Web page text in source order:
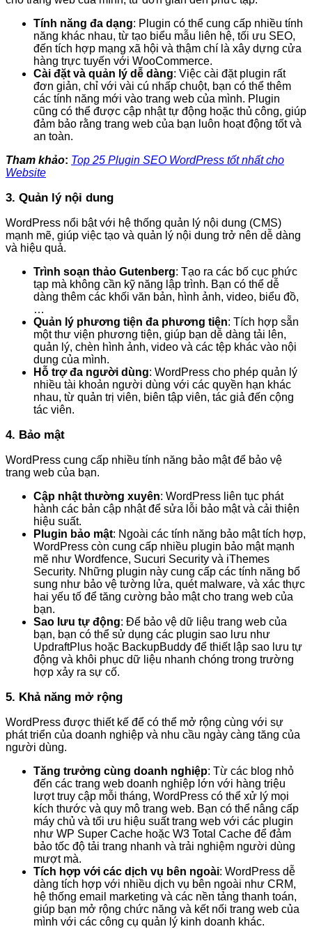
Tính năng đa dạng: Plugin có thể cung cấp nhiều tính
năng khác nhau, từ tạo biểu mẫu liên hệ, tối ưu SEO,
đến tích hợp mạng xã hội và thậm chí là xây dựng cửa
hàng trực tuyến với WooCommerce.
Cài đặt và quản lý dễ dàng: Việc cài đặt plugin rất
đơn giản, chỉ với vài cú nhấp chuột, bạn có thể thêm
các tính năng mới vào trang web của mình. Plugin
cũng có thể được cập nhật tự động hoặc thủ công, giúp
đảm bảo rằng trang web của bạn luôn hoạt động tốt và
an toàn.
Tham khảo: Top 25 Plugin SEO WordPress tốt nhất cho
Website
3. Quản lý nội dung
WordPress nổi bật với hệ thống quản lý nội dung (CMS)
mạnh mẽ, giúp việc tạo và quản lý nội dung trở nên dễ dàng
và hiệu quả.
Trình soạn thảo Gutenberg: Tạo ra các bố cục phức
tạp mà không cần kỹ năng lập trình. Bạn có thể dễ
dàng thêm các khối văn bản, hình ảnh, video, biểu đồ,
…
Quản lý phương tiện đa phương tiện: Tích hợp sẵn
một thư viện phương tiện, giúp bạn dễ dàng tải lên,
quản lý, chèn hình ảnh, video và các tệp khác vào nội
dung của mình.
Hỗ trợ đa người dùng: WordPress cho phép quản lý
nhiều tài khoản người dùng với các quyền hạn khác
nhau, từ quản trị viên, biên tập viên, tác giả đến cộng
tác viên.
4. Bảo mật
WordPress cung cấp nhiều tính năng bảo mật để bảo vệ
trang web của bạn.
Cập nhật thường xuyên: WordPress liên tục phát
hành các bản cập nhật để sửa lỗi bảo mật và cải thiện
hiệu suất.
Plugin bảo mật: Ngoài các tính năng bảo mật tích hợp,
WordPress còn cung cấp nhiều plugin bảo mật mạnh
mẽ như Wordfence, Sucuri Security và iThemes
Security. Những plugin này cung cấp các tính năng bổ
sung như bảo vệ tường lửa, quét malware, và xác thực
hai yếu tố để tăng cường bảo mật cho trang web của
bạn.
Sao lưu tự động: Để bảo vệ dữ liệu trang web của
bạn, bạn có thể sử dụng các plugin sao lưu như
UpdraftPlus hoặc BackupBuddy để thiết lập sao lưu tự
động và khôi phục dữ liệu nhanh chóng trong trường
hợp xảy ra sự cố.
5. Khả năng mở rộng
WordPress được thiết kế để có thể mở rộng cùng với sự
phát triển của doanh nghiệp và nhu cầu ngày càng tăng của
người dùng.
Tăng trưởng cùng doanh nghiệp: Từ các blog nhỏ
đến các trang web doanh nghiệp lớn với hàng triệu
lượt truy cập mỗi tháng, WordPress có thể xử lý mọi
kích thước và quy mô trang web. Bạn có thể nâng cấp
máy chủ và tối ưu hiệu suất trang web với các plugin
như WP Super Cache hoặc W3 Total Cache để đảm
bảo tốc độ tải trang nhanh và trải nghiệm người dùng
mượt mà.
Tích hợp với các dịch vụ bên ngoài: WordPress dễ
dàng tích hợp với nhiều dịch vụ bên ngoài như CRM,
hệ thống email marketing và các nền tảng thanh toán,
giúp bạn mở rộng chức năng và kết nối trang web của
mình với các công cụ quản lý kinh doanh khác.